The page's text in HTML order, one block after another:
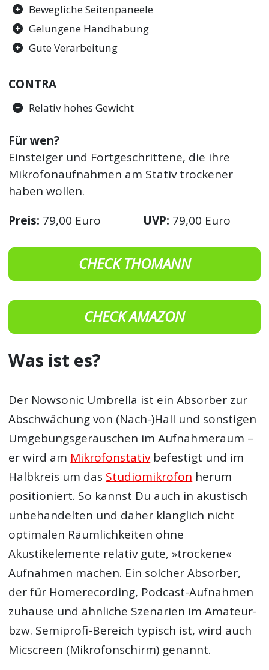
Bewegliche Seitenpaneele
Gelungene Handhabung
Gute Verarbeitung
CONTRA
Relativ hohes Gewicht
Für wen?
Einsteiger und Fortgeschrittene, die ihre
Mikrofonaufnahmen am Stativ trockener
haben wollen.
Preis: 79,00 Euro UVP: 79,00 Euro
CHECK THOMANN
CHECK AMAZON
Was ist es?
Der Nowsonic Umbrella ist ein Absorber zur
Abschwächung von (Nach-)Hall und sonstigen
Umgebungsgeräuschen im Aufnahmeraum –
er wird am Mikrofonstativbefestigt und im
Halbkreis um das Studiomikrofon herum
positioniert. So kannst Du auch in akustisch
unbehandelten und daher klanglich nicht
optimalen Räumlichkeiten ohne
Akustikelemente relativ gute, »trockene«
Aufnahmen machen. Ein solcher Absorber,
der für Homerecording, Podcast-Aufnahmen
zuhause und ähnliche Szenarien im Amateur-
bzw. Semiprofi-Bereich typisch ist, wird auch
Micscreen (Mikrofonschirm) genannt.